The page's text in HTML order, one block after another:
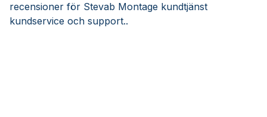
recensioner för Stevab Montage kundtjänst
kundservice och support..